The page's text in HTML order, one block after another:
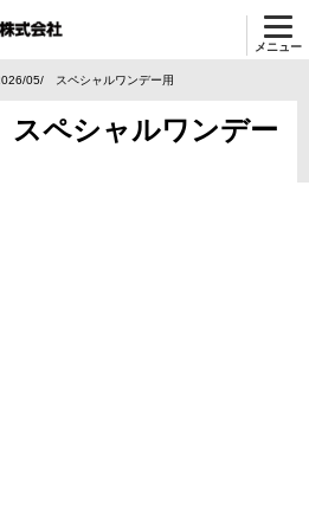
メニュー
05/ スペシャルワンデー用
ペシャルワンデー